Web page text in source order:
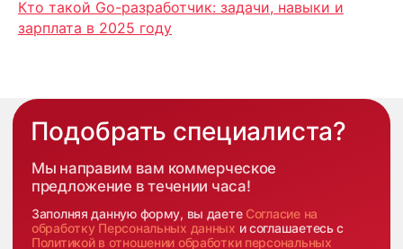
Кто такой Go-разработчик: задачи, навыки и
зарплата в 2025 году